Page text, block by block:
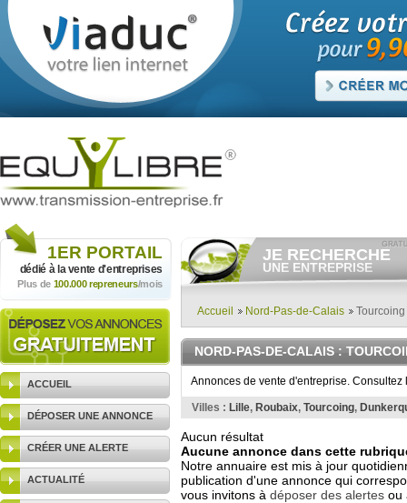
1ER PORTAIL
dédié à la vente d'entreprises
Plus de 100.000 repreneurs/mois
ACCUEIL
DÉPOSER UNE ANNONCE
CRÉER UNE ALERTE
ACTUALITÉ
JE RECHERCHE
UNE ENTREPRISE
Consulter gratuitementles
vendre.
Et/ou déposergratuitement
votre recherche d'entreprise.
RECHERCHER UNE
ANNONCE
Accueil Nord-Pas-de-Calais Tourcoing
NORD-PAS-DE-CALAIS:
Annonces de vente d'entreprise.
Villes : Lille, Roubaix, Tourcoing,
Aucun résultat
Aucune annonce dans cette
Notre annuaire est mis à jour
publication d'une annonce qui
vous invitons à déposer des alertes ou